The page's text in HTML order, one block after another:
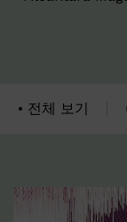
전체 보기